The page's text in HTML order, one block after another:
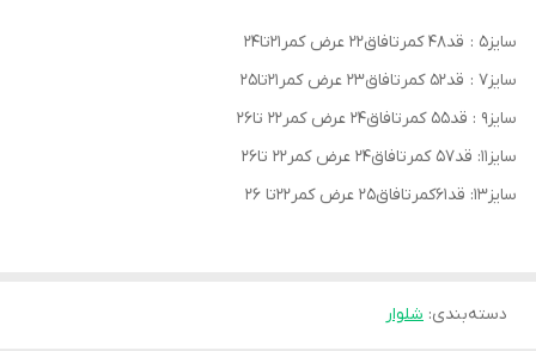
سایز۵ : قد۴۸ کمرتافاق۲۲ عرض کمر۲۱تا۲۴
سایز۷ : قد۵۲ کمرتافاق۲۳ عرض کمر۲۱تا۲۵
سایز۹ : قد۵۵ کمرتافاق۲۴ عرض کمر۲۲ تا۲۶
سایز۱۱: قد۵۷ کمرتافاق۲۴ عرض کمر۲۲ تا۲۶
سایز۱۳: قد۶۱کمرتافاق۲۵ عرض کمر۲۲تا ۲۶
دسته‌بندی: شلوار